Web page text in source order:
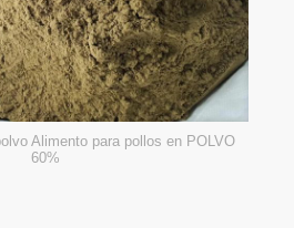
Alimento para pollos en POLVO
60%